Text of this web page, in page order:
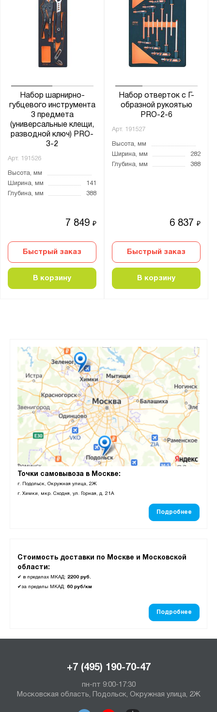
Точки самовывоза в Москве:
г. Подольск, Окружная улица, 2Ж
г. Химки, мкр. Сходня, ул. Горная, д. 21А
Подробнее
Стоимость доставки по Москве и Московской
области:
✔ в пределах МКАД: 2200 руб.
✔за пределы МКАД: 60 руб/км
Подробнее
Набор шарнирно-
губцевого инструмента
3 предмета
(универсальные клещи,
разводной ключ) PRO-
3-2
Арт. 191526
Высота, мм
Ширина, мм
141
Глубина, мм
388
7 849₽
Быстрый заказ
В корзину
Набор отверток с Г-
образной рукоятью
PRO-2-6
Арт. 191527
Высота, мм
Ширина, мм
282
Глубина, мм
388
6 837₽
Быстрый заказ
В корзину
+7 (495) 190-70-47
пн-пт 9:00-17:30
Московская область, Подольск, Окружная улица, 2Ж